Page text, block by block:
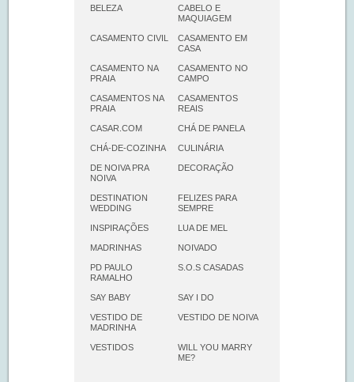
BELEZA
CABELO E
MAQUIAGEM
CASAMENTO CIVIL
CASAMENTO EM
CASA
CASAMENTO NA
PRAIA
CASAMENTO NO
CAMPO
CASAMENTOS NA
PRAIA
CASAMENTOS
REAIS
CASAR.COM CHÁ DE PANELA
CHÁ-DE-COZINHA CULINÁRIA
DE NOIVA PRA
NOIVA
DECORAÇÃO
DESTINATION
WEDDING
FELIZES PARA
SEMPRE
INSPIRAÇÕES LUA DE MEL
MADRINHAS NOIVADO
PD PAULO
RAMALHO
S.O.S CASADAS
SAY BABY SAY I DO
VESTIDO DE
MADRINHA
VESTIDO DE NOIVA
VESTIDOS
WILL YOU MARRY
ME?